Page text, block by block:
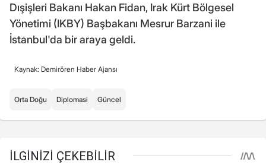
Dışişleri Bakanı Hakan Fidan, Irak Kürt Bölgesel
Yönetimi (IKBY) Başbakanı Mesrur Barzani ile
İstanbul'da bir araya geldi.
Kaynak: Demirören Haber Ajansı
Orta Doğu Diplomasi Güncel